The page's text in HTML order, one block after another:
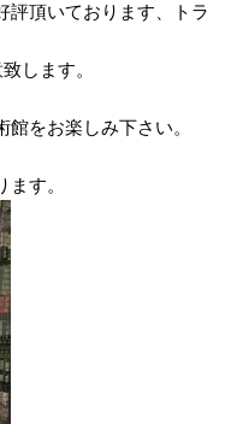
評頂いております、トラ
します。
をお楽しみ下さい。
す。